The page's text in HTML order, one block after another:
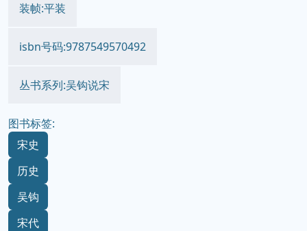
装帧:平装
isbn号码:9787549570492
丛书系列:吴钩说宋
图书标签:
宋史
历史
吴钩
宋代